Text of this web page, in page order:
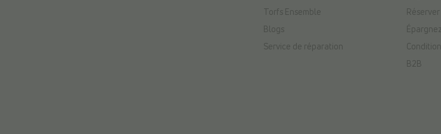
Torfs Ensemble
Blogs
Service de réparation
Réserver
B2B